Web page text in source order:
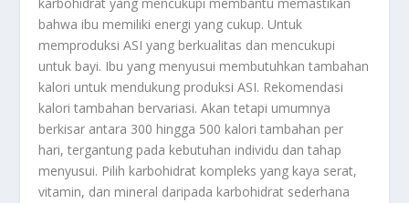
bahwa ibu memiliki energi yang cukup. Untuk
memproduksi ASI yang berkualitas dan mencukupi
untuk bayi. Ibu yang menyusui membutuhkan tambahan
kalori untuk mendukung produksi ASI. Rekomendasi
kalori tambahan bervariasi. Akan tetapi umumnya
berkisar antara 300 hingga 500 kalori tambahan per
hari, tergantung pada kebutuhan individu dan tahap
menyusui. Pilih karbohidrat kompleks yang kaya serat,
vitamin, dan mineral daripada karbohidrat sederhana